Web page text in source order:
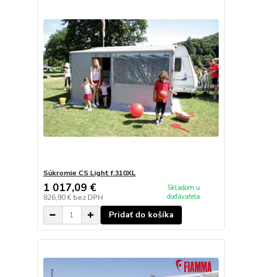
Súkromie CS Light f.310XL
1 017,09 €
826,90 € bez DPH
Skladom u
dodávateľa
Pridať do košíka